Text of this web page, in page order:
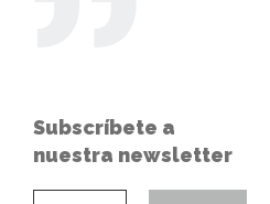
Subscríbete a
nuestra newsletter